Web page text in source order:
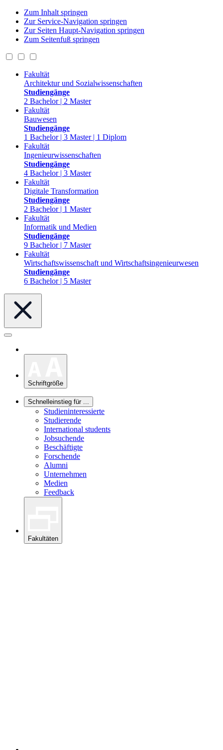
Zum Inhalt springen
Zur Service-Navigation springen
Zur Seiten Haupt-Navigation springen
Zum Seitenfuß springen
Fakultät
Architektur und Sozialwissenschaften
Studiengänge
2 Bachelor | 2 Master
Fakultät
Bauwesen
Studiengänge
1 Bachelor | 3 Master | 1 Diplom
Fakultät
Ingenieurwissenschaften
Studiengänge
4 Bachelor | 3 Master
Fakultät
Digitale Transformation
Studiengänge
2 Bachelor | 1 Master
Fakultät
Informatik und Medien
Studiengänge
9 Bachelor | 7 Master
Fakultät
Wirtschaftswissenschaft und Wirtschaftsingenieurwesen
Studiengänge
6 Bachelor | 5 Master
Schriftgröße
Schnelleinstieg für ...
Studieninteressierte
Studierende
International students
Jobsuchende
Beschäftigte
Forschende
Alumni
Unternehmen
Medien
Feedback
Fakultäten